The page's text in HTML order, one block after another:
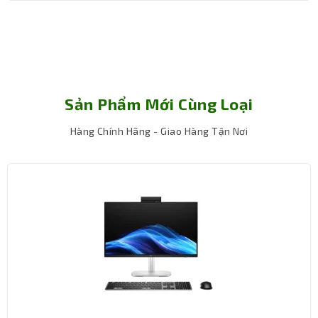
Kết nối đầy đủ, dễ dàng mở rộng theo nhu
Hệ thống cổng kết nối đáp ứng tốt thiết bị ngoại
Máy bộ TNC Văn Phòng R5500GT được trang bị 4 cổng
Sản Phẩm Mới Cùng Loại
Hàng Chính Hãng - Giao Hàng Tận Nơi